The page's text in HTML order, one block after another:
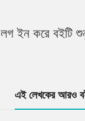
লগ ইন করে বইটি
এই লেখকের আরও